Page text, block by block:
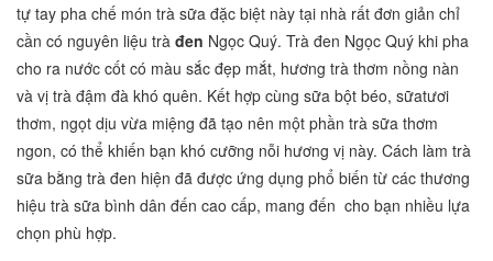
tự tay pha chế món trà sữa đặc biệt này tại nhà rất đơn giản chỉ
cần có nguyên liệu trà đen Ngọc Quý. Trà đen Ngọc Quý khi pha
cho ra nước cốt có màu sắc đẹp mắt, hương trà thơm nồng nàn
và vị trà đậm đà khó quên. Kết hợp cùng sữa bột béo, sữatươi
thơm, ngọt dịu vừa miệng đã tạo nên một phần trà sữa thơm
ngon, có thể khiến bạn khó cưỡng nỗi hương vị này. Cách làm trà
sữa bằng trà đen hiện đã được ứng dụng phổ biến từ các thương
hiệu trà sữa bình dân đến cao cấp, mang đến cho bạn nhiều lựa
chọn phù hợp.